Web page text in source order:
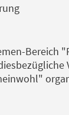
Bereich